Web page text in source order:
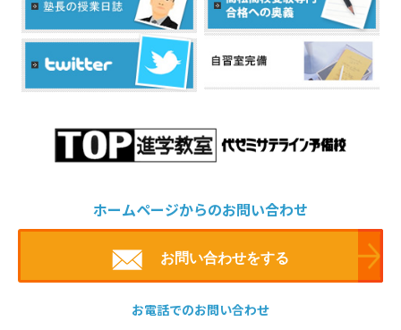
ホームページからのお問い合わせ
お問い合わせをする
お電話でのお問い合わせ